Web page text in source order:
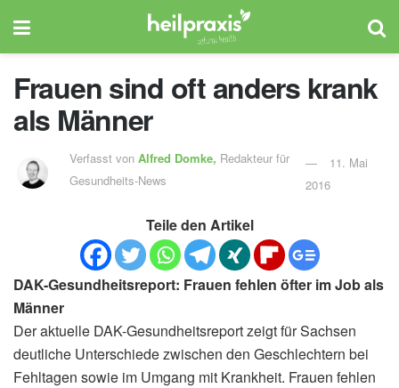
Frauen sind oft anders krank
als Männer
Verfasst vonAlfred Domke, Redakteur für
Gesundheits-News
11. Mai
2016
Teile den Artikel
DAK-Gesundheitsreport: Frauen fehlen öfter im Job als
Männer
Der aktuelle DAK-Gesundheitsreport zeigt für Sachsen
deutliche Unterschiede zwischen den Geschlechtern bei
Fehltagen sowie im Umgang mit Krankheit. Frauen fehlen